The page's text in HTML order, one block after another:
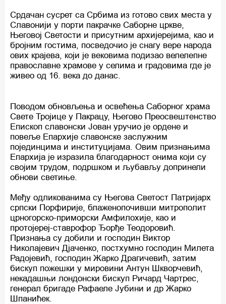
Срдачан сусрет са Србима из готово свих места у
Славонији у порти пакрачке Саборне цркве,
Његовој Светости и присутним архијерејима, као и
бројним гостима, посведочио је снагу вере народа
ових крајева, који је вековима подизао велелепне
православне храмове у селима и градовима где је
живео од 16. века до данас.
Поводом обновљења и освећења Саборног храма
Свете Тројице у Пакрацу, Његово Преосвештенство
Епископ славонски Јован уручио је ордене и
повеље Епархије славонске заслужним
појединцима и институцијама. Овим признањима
Eпархија је изразила благодарност онима који су
својим трудом, подршком и љубављу допринели
обнови светиње.
Међу одликованима су Његова Светост Патријарх
српски Порфирије, блаженопочивши митрополит
црногорско-приморски Амфилохије, као и
протојереј-ставрофор Ђорђе Теодоровић.
Признања су добили и господин Виктор
Николајевич Дјаченко, постхумно господин Милета
Радојевић, господин Жарко Драгичевић, затим
бискуп пожешки у мировини Антун Шкворчевић,
некадашњи лондонски бискуп Ричард Чартрес,
генерал бригаде Рафаеле Јубини и др Жарко
Шпанићек.